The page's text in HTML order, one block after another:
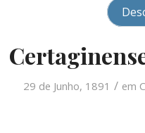
29 de Junho, 1891 / em